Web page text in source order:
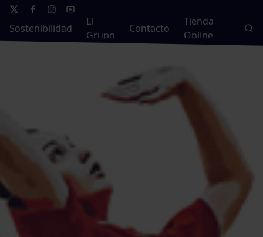
Sostenibilidad
El
Grupo
Contacto
Tienda
Online